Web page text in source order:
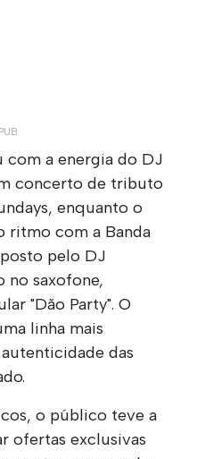
a energia do DJ
concerto de tributo
enquanto o
ritmo com a Banda
pelo DJ
no saxofone,
"Dão Party". O
linha mais
das
o público teve a
ofertas exclusivas